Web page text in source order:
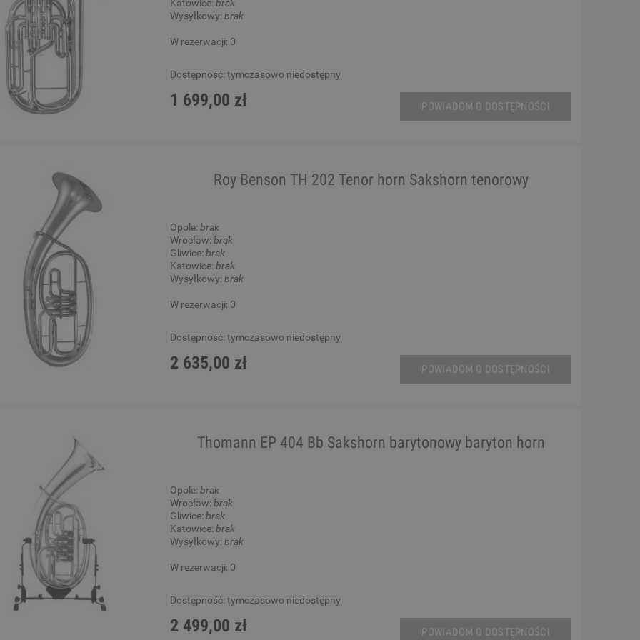
Katowice:brak
Wysyłkowy:brak
W rezerwacji: 0
Dostępność: tymczasowo niedostępny
1 699,00 zł POWIADOM O DOSTĘPNOŚCI
Roy Benson TH 202 Tenor horn Sakshorn tenorowy
Opole:brak
Wrocław:brak
Gliwice:brak
Katowice:brak
Wysyłkowy:brak
W rezerwacji: 0
Dostępność: tymczasowo niedostępny
2 635,00 zł POWIADOM O DOSTĘPNOŚCI
Thomann EP 404 Bb Sakshorn barytonowy baryton horn
Opole:brak
Wrocław:brak
Gliwice:brak
Katowice:brak
Wysyłkowy:brak
W rezerwacji: 0
Dostępność: tymczasowo niedostępny
2 499,00 zł POWIADOM O DOSTĘPNOŚCI